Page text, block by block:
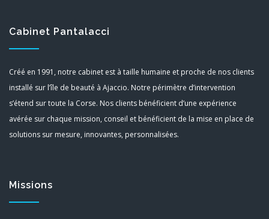
Cabinet Pantalacci
Créé en 1991, notre cabinet est à taille humaine et proche de nos clients
installé sur l’île de beauté à Ajaccio. Notre périmètre d’intervention
s’étend sur toute la Corse. Nos clients bénéficient d’une expérience
avérée sur chaque mission, conseil et bénéficient de la mise en place de
solutions sur mesure, innovantes, personnalisées.
Missions